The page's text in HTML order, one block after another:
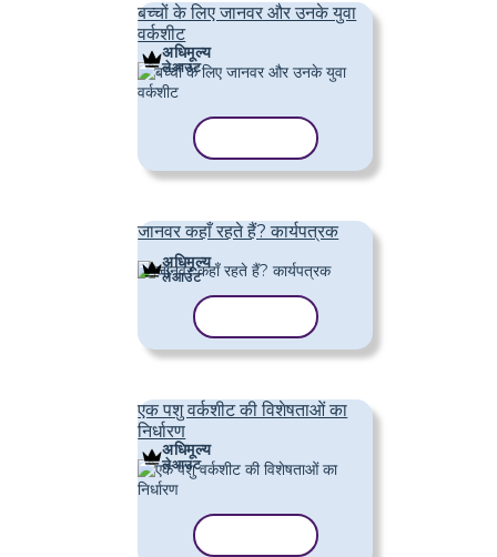
बच्चों के लिए जानवर और उनके युवा
वर्कशीट
अधिमूल्य
लेआउट
जानवर कहाँ रहते हैं? कार्यपत्रक
अधिमूल्य
लेआउट
एक पशु वर्कशीट की विशेषताओं का
निर्धारण
अधिमूल्य
लेआउट